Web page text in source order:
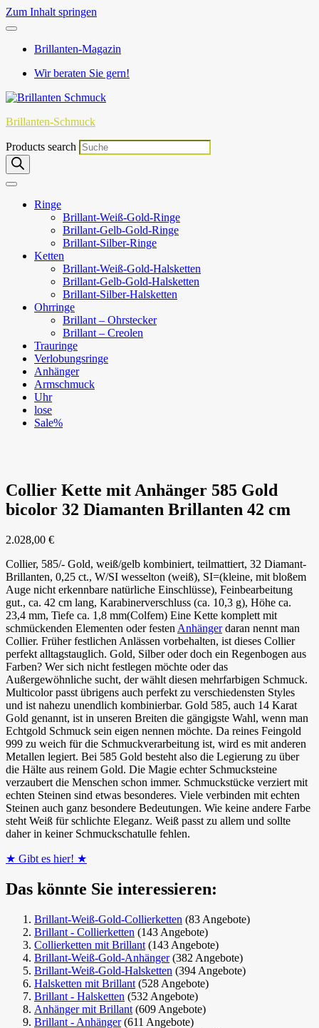
Zum Inhalt springen
Brillanten-Magazin
Wir beraten Sie gern!
Brillanten-Schmuck
Products search
Ringe
Brillant-Weiß-Gold-Ringe
Brillant-Gelb-Gold-Ringe
Brillant-Silber-Ringe
Ketten
Brillant-Weiß-Gold-Halsketten
Brillant-Gelb-Gold-Halsketten
Brillant-Silber-Halsketten
Ohrringe
Brillant – Ohrstecker
Brillant – Creolen
Trauringe
Verlobungsringe
Anhänger
Armschmuck
Uhr
lose
Sale%
Collier Kette mit Anhänger 585 Gold
bicolor 32 Diamanten Brillanten 42 cm
2.028,00 €
Collier, 585/- Gold, weiß/gelb kombiniert, teilmattiert, 32 Diamant-
Brillanten, 0,25 ct., W/SI wesselton (weiß), SI=(kleine, mit bloßem
Auge nicht erkennbare natürliche Einschlüsse), Feinbearbeitung
gut., ca. 42 cm lang, Karabinerverschluss (ca. 10,3 g), Höhe ca.
23,4 mm, Tiefe ca. 1,8 mm(Colfem) Eine Kette komplett mit
schmückenden Elementen oder festen Anhängerdaran nennt man
Collier. Früher festlichen Anlässen vorbehalten, ist dieses Collier
perfekt alltagstauglich. Gold, Silber oder doch ein Regenbogen aus
Farben? Wer sich nicht festlegen möchte oder das
Außergewöhnliche sucht, der wählt diesen mehrfarbigen Schmuck.
Multicolor passt übrigens auch perfekt zu verschiedensten Styles
und ist nahezu unendlich kombinierbar. Gold 585, auch 14 Karat
Gold genannt, ist in unseren Breiten die gängigste Wahl, wenn man
Echtgold Schmuck sein eigen nennen möchte. Da reines Feingold
999 zu weich für die Schmuckverarbeitung ist, wird es mit anderen
Metallen legiert. Bei 585 Gold besteht also die Legierung zu über
die Hälte aus reinem Gold. Die Magie echter Schmucksteine
verzaubert die Menschen schon immer. Schmuckstücke verziert mit
echten Steinen sind etwas besonderes. Viele verbinden mit echten
Steinen auch ganz besondere Bedeutungen. Wie keine andere Farbe
steht Weiß für schlichte Eleganz. Weiß passt zu allem und sollte
daher in keiner Schmuckschatulle fehlen.
★ Gibt es hier! ★
Das könnte Sie interessieren:
Brillant-Weiß-Gold-Collierketten (83 Angebote)
Brillant - Collierketten (143 Angebote)
Collierketten mit Brillant (143 Angebote)
Brillant-Weiß-Gold-Anhänger(382 Angebote)
Brillant-Weiß-Gold-Halsketten (394 Angebote)
Halsketten mit Brillant (528 Angebote)
Brillant - Halsketten (532 Angebote)
Anhänger mit Brillant (609 Angebote)
Brillant - Anhänger(611 Angebote)